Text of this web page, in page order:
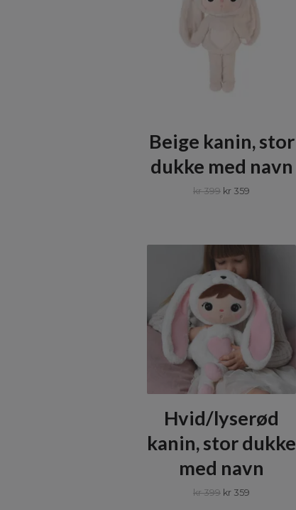
Beige kanin, stor
dukke med navn
kr 399 kr 359
Hvid/lyserød
kanin, stor dukke
med navn
kr 399 kr 359